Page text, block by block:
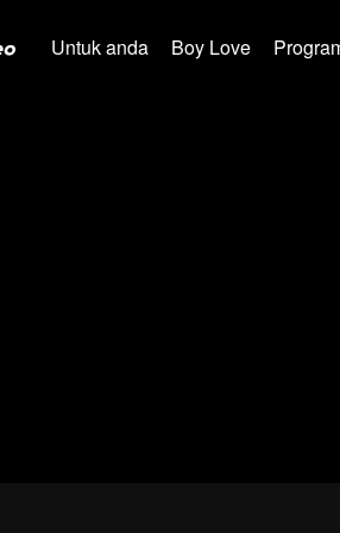
Untuk anda Boy Love